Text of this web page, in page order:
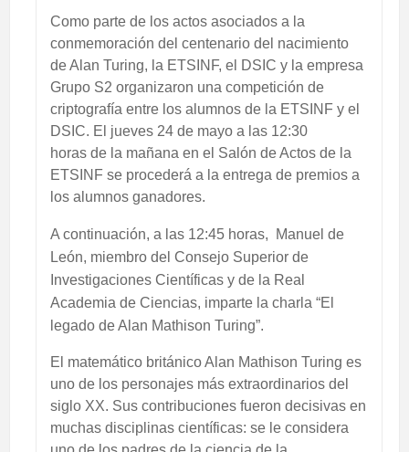
Como parte de los actos asociados a la
conmemoración del centenario del nacimiento
de Alan Turing, la ETSINF, el DSIC y la empresa
Grupo S2 organizaron una competición de
criptografía entre los alumnos de la ETSINF y el
DSIC. El jueves 24 de mayo a las 12:30
horas de la mañana en el Salón de Actos de la
ETSINF se procederá a la entrega de premios a
los alumnos ganadores.
A continuación, a las 12:45 horas, Manuel de
León, miembro del Consejo Superior de
Investigaciones Científicas y de la Real
Academia de Ciencias, imparte la charla “El
legado de Alan Mathison Turing”.
El matemático británico Alan Mathison Turing es
uno de los personajes más extraordinarios del
siglo XX. Sus contribuciones fueron decisivas en
muchas disciplinas científicas: se le considera